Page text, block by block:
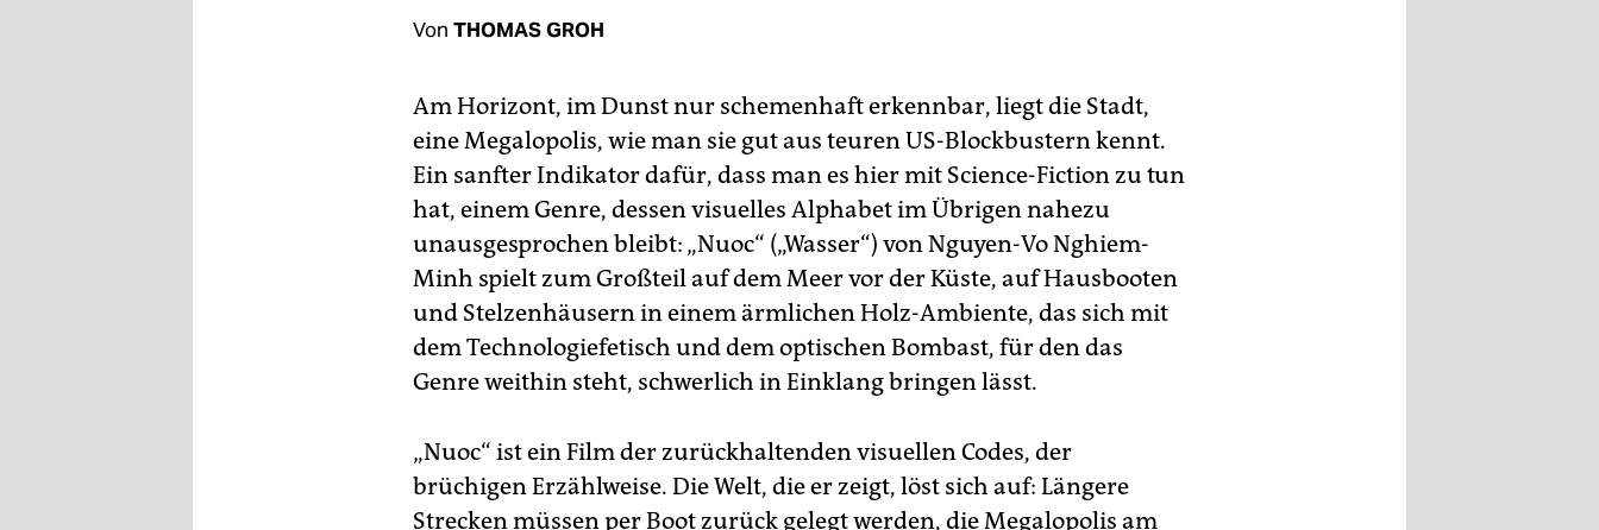
Von THOMAS GROH
Am Horizont, im Dunst nur schemenhaft erkennbar, liegt die Stadt,
eine Megalopolis, wie man sie gut aus teuren US-Blockbustern kennt.
Ein sanfter Indikator dafür, dass man es hier mit Science-Fiction zu tun
hat, einem Genre, dessen visuelles Alphabet im Übrigen nahezu
unausgesprochen bleibt: „Nuoc“ („Wasser“) von Nguyen-Vo Nghiem-
Minh spielt zum Großteil auf dem Meer vor der Küste, auf Hausbooten
und Stelzenhäusern in einem ärmlichen Holz-Ambiente, das sich mit
dem Technologiefetisch und dem optischen Bombast, für den das
Genre weithin steht, schwerlich in Einklang bringen lässt.
„Nuoc“ ist ein Film der zurückhaltenden visuellen Codes, der
brüchigen Erzählweise. Die Welt, die er zeigt, löst sich auf: Längere
Strecken müssen per Boot zurück gelegt werden, die Megalopolis am